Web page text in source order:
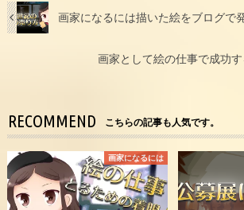
画家になるには描いた絵をブログで
画家として絵の仕事で成功
RECOMMEND こちらの記事も人気です。
画家になるには